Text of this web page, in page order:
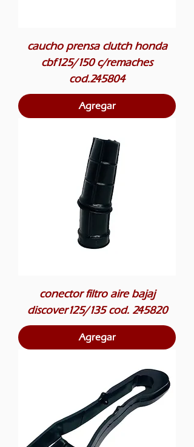
caucho prensa clutch honda
cbf125/150 c/remaches
cod.245804
Agregar
conector filtro aire bajaj
discover125/135 cod. 245820
Agregar